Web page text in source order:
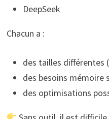
DeepSeek
Chacun a :
des tailles différentes
des besoins mémoire
des optimisations